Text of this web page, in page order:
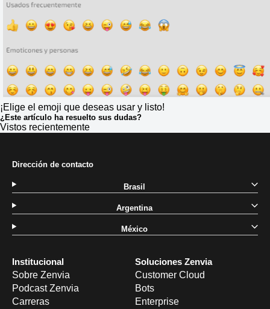
¡Elige el emoji que deseas usar y listo!
¿Este artículo ha resuelto sus dudas?
Vistos recientemente
Institucional
Sobre Zenvia
Podcast Zenvia
Carreras
Soluciones Zenvia
Customer Cloud
Bots
Enterprise
Dirección de contacto
Brasil
Argentina
México